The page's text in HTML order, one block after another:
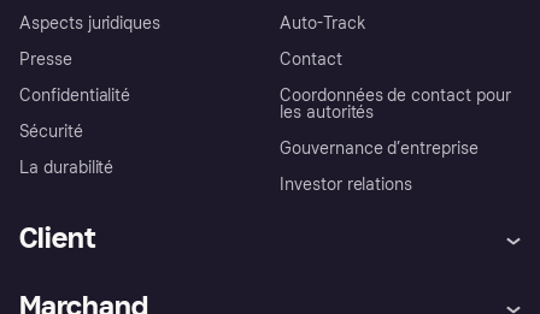
Aspects juridiques
Presse
Confidentialité
Sécurité
La durabilité
Auto-Track
Contact
Coordonnées de contact pour
les autorités
Gouvernance d’entreprise
Investor relations
Client
Marchand